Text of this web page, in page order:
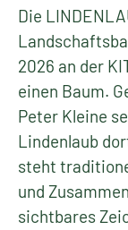
Die
2026 an der
einen Baum.
Peter Kleine
Lindenlaub
steht
und
sichtbares